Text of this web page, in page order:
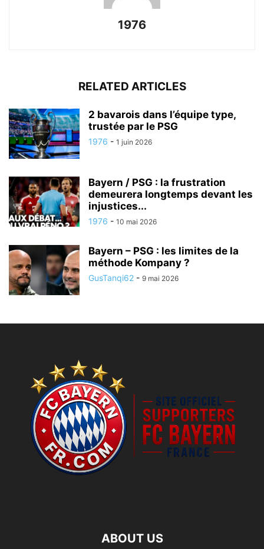
1976
RELATED ARTICLES
2 bavarois dans l’équipe type,
trustée par le PSG
1976 - 1 juin 2026
Bayern / PSG : la frustration
demeurera longtemps devant les
injustices...
1976 - 10 mai 2026
Bayern – PSG : les limites de la
méthode Kompany ?
GusTanqi62 - 9 mai 2026
ABOUT US